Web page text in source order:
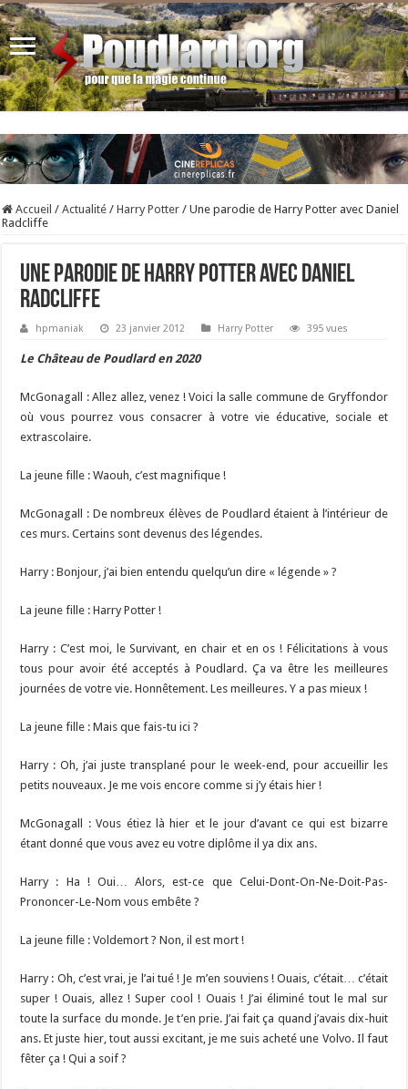
Accueil / Actualité / Harry Potter / Une parodie de Harry Potter avec Daniel
Radcliffe
Une parodie de Harry Potter avec Daniel
Radcliffe
hpmaniak 23 janvier 2012 Harry Potter 395 vues
Le Château de Poudlard en 2020
McGonagall : Allez allez, venez ! Voici la salle commune de Gryffondor
où vous pourrez vous consacrer à votre vie éducative, sociale et
extrascolaire.
La jeune fille : Waouh, c’est magnifique !
McGonagall : De nombreux élèves de Poudlard étaient à l’intérieur de
ces murs. Certains sont devenus des légendes.
Harry : Bonjour, j’ai bien entendu quelqu’un dire « légende » ?
La jeune fille : Harry Potter !
Harry : C’est moi, le Survivant, en chair et en os ! Félicitations à vous
tous pour avoir été acceptés à Poudlard. Ça va être les meilleures
journées de votre vie. Honnêtement. Les meilleures. Y a pas mieux !
La jeune fille : Mais que fais-tu ici ?
Harry : Oh, j’ai juste transplané pour le week-end, pour accueillir les
petits nouveaux. Je me vois encore comme si j’y étais hier !
McGonagall : Vous étiez là hier et le jour d’avant ce qui est bizarre
étant donné que vous avez eu votre diplôme il ya dix ans.
Harry : Ha ! Oui… Alors, est-ce que Celui-Dont-On-Ne-Doit-Pas-
Prononcer-Le-Nom vous embête ?
La jeune fille : Voldemort ? Non, il est mort !
Harry : Oh, c’est vrai, je l’ai tué ! Je m’en souviens ! Ouais, c’était… c’était
super ! Ouais, allez ! Super cool ! Ouais ! J’ai éliminé tout le mal sur
toute la surface du monde. Je t’en prie. J’ai fait ça quand j’avais dix-huit
ans. Et juste hier, tout aussi excitant, je me suis acheté une Volvo. Il faut
fêter ça ! Qui a soif ?